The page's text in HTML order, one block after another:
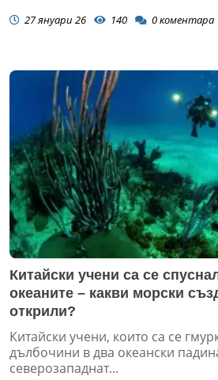
27 януари 26 140 0коментара
Китайски учени са се
океаните – какви морски
открили?
Китайски учени, които са се
дълбочини в два океански
северозападнат...